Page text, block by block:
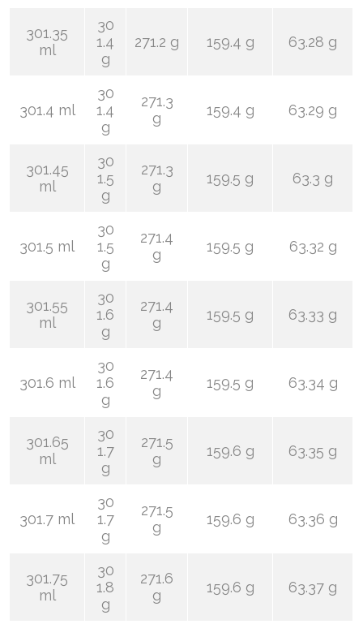
301.35
ml
30
1.4
g
271.2 g 159.4 g 63.28 g
301.4 ml
30
1.4
g
271.3
g
159.4 g 63.29 g
301.45
ml
30
1.5
g
271.3
g
159.5 g 63.3 g
301.5 ml
30
1.5
g
271.4
g
159.5 g 63.32 g
301.55
ml
30
1.6
g
271.4
g
159.5 g 63.33 g
301.6 ml
30
1.6
g
271.4
g
159.5 g 63.34 g
301.65
ml
30
1.7
g
271.5
g
159.6 g 63.35 g
301.7 ml
30
1.7
g
271.5
g
159.6 g 63.36 g
301.75
ml
30
1.8
g
271.6
g
159.6 g 63.37 g